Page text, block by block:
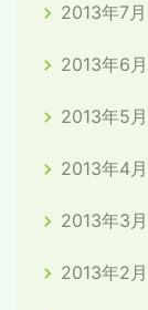
2013年7
2013年6
2013年5
2013年4
2013年3
2013年2